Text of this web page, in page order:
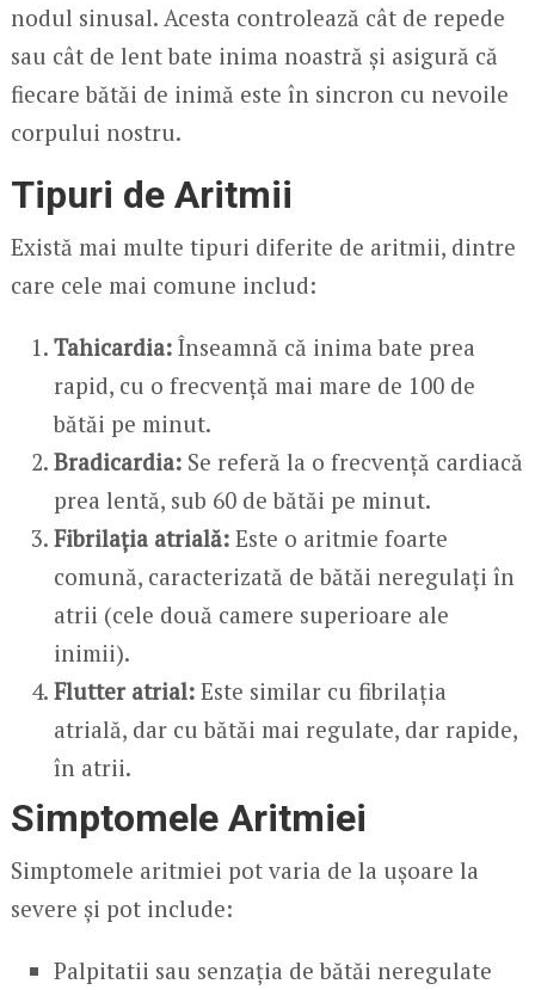
nodul sinusal. Acesta controlează cât de repede
sau cât de lent bate inima noastră și asigură că
fiecare bătăi de inimă este în sincron cu nevoile
corpului nostru.
Tipuri de Aritmii
Există mai multe tipuri diferite de aritmii, dintre
care cele mai comune includ:
Tahicardia: Înseamnă că inima bate prea
rapid, cu o frecvență mai mare de 100 de
bătăi pe minut.
Bradicardia: Se referă la o frecvență cardiacă
prea lentă, sub 60 de bătăi pe minut.
Fibrilația atrială: Este o aritmie foarte
comună, caracterizată de bătăi neregulați în
atrii (cele două camere superioare ale
inimii).
Flutter atrial: Este similar cu fibrilația
atrială, dar cu bătăi mai regulate, dar rapide,
în atrii.
Simptomele Aritmiei
Simptomele aritmiei pot varia de la ușoare la
severe și pot include:
Palpitatii sau senzația de bătăi neregulate